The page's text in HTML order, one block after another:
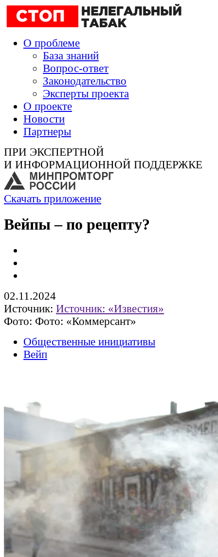
О проблеме
База знаний
Вопрос-ответ
Законодательство
Эксперты проекта
О проекте
Новости
Партнеры
ПРИ ЭКСПЕРТНОЙ
И ИНФОРМАЦИОННОЙ ПОДДЕРЖКЕ
Скачать приложение
Вейпы – по рецепту?
02.11.2024
Источник: Источник: «Известия»
Фото: Фото: «Коммерсант»
Общественные инициативы
Вейп